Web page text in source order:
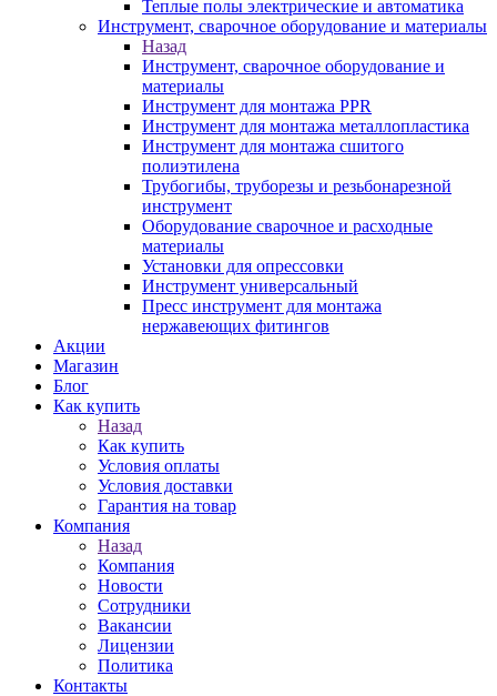
Теплые полы электрические и автоматика
Инструмент, сварочное оборудование и материалы
Назад
Инструмент, сварочное оборудование и
материалы
Инструмент для монтажа PPR
Инструмент для монтажа металлопластика
Инструмент для монтажа сшитого
полиэтилена
Трубогибы, труборезы и резьбонарезной
инструмент
Оборудование сварочное и расходные
материалы
Установки для опрессовки
Инструмент универсальный
Пресс инструмент для монтажа
нержавеющих фитингов
Акции
Магазин
Блог
Как купить
Назад
Как купить
Условия оплаты
Условия доставки
Гарантия на товар
Компания
Назад
Компания
Новости
Сотрудники
Вакансии
Лицензии
Политика
Контакты